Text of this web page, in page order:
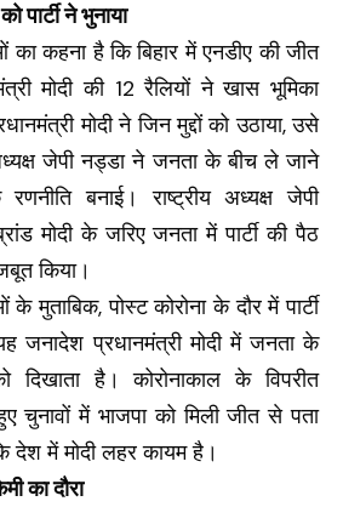
पार्टी ने भुनाया
का कहना है कि बिहार में एनडीए की जीत
मोदी की 12 रैलियों ने खास भूमिका
मोदी ने जिन मुद्दों को उठाया, उसे
जेपी नड्डा ने जनता के बीच ले जाने
बनाई। राष्ट्रीय अध्यक्ष जेपी
मोदी के जरिए जनता में पार्टी की पैठ
किया।
के मुताबिक, पोस्ट कोरोना के दौर में पार्टी
जनादेश प्रधानमंत्री मोदी में जनता के
दिखाता है। कोरोनाकाल के विपरीत
चुनावों में भाजपा को मिली जीत से पता
देश में मोदी लहर कायम है।
का दौरा